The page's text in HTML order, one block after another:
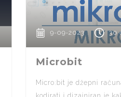
9-09-2023 30
Microbit
Micro:bit je džepni